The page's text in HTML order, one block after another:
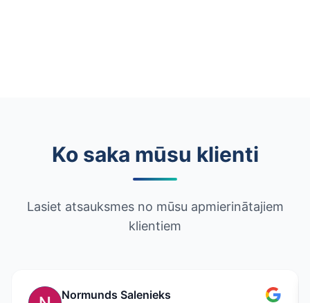
Ko saka mūsu klienti
Lasiet atsauksmes no mūsu apmierinātajiem
klientiem
Normunds Salenieks